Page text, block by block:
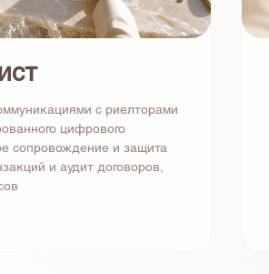
с риелторами
цифрового
сопровождение и защита
и аудит договоров,